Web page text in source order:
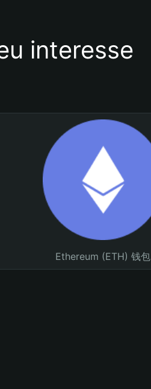
interesse
Ethereum (ETH) 钱包